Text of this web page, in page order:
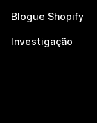
Blogue Shopify
Investigação